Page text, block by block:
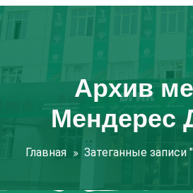
Архив
Мендерес
Главная Затеганные